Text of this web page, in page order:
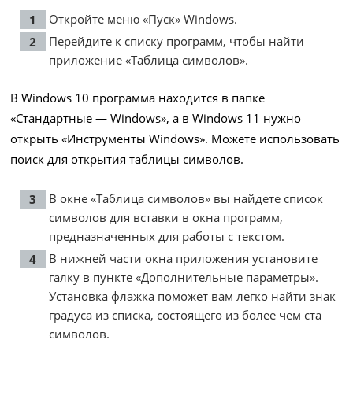
Откройте меню «Пуск» Windows.
Перейдите к списку программ, чтобы найти
приложение «Таблица символов».
В Windows 10 программа находится в папке
«Стандартные — Windows», а в Windows 11 нужно
открыть «Инструменты Windows». Можете использовать
поиск для открытия таблицы символов.
В окне «Таблица символов» вы найдете список
символов для вставки в окна программ,
предназначенных для работы с текстом.
В нижней части окна приложения установите
галку в пункте «Дополнительные параметры».
Установка флажка поможет вам легко найти знак
градуса из списка, состоящего из более чем ста
символов.